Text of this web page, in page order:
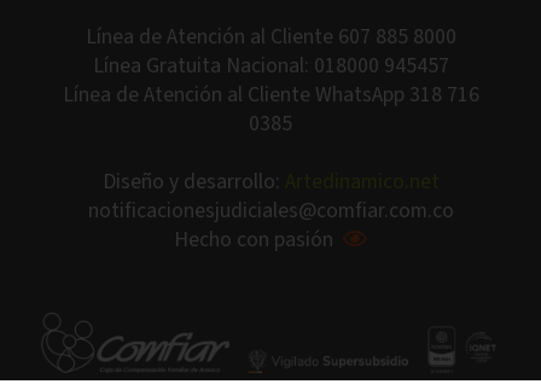
Línea de Atención al Cliente 607 885 8000
Línea Gratuita Nacional: 018000 945457
Línea de Atención al Cliente WhatsApp 318 716
0385
Diseño y desarrollo:
notificacionesjudiciales@comfiar.com.co
Hecho con pasión